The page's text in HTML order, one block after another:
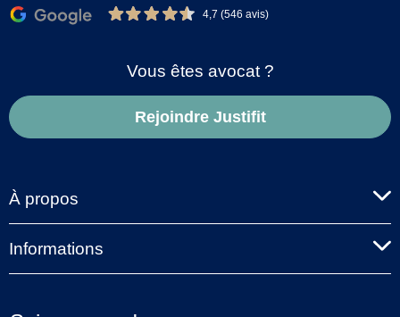
4,7 (546 avis)
Vous êtes avocat ?
Rejoindre Justifit
À propos
Informations